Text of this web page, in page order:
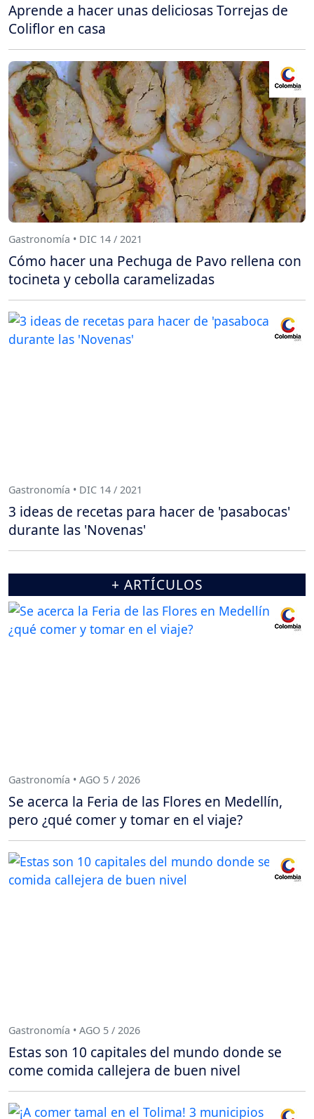
Aprende a hacer unas deliciosas Torrejas de
Coliflor en casa
Gastronomía • DIC 14 / 2021
Cómo hacer una Pechuga de Pavo rellena con
tocineta y cebolla caramelizadas
Gastronomía • DIC 14 / 2021
3 ideas de recetas para hacer de 'pasabocas'
durante las 'Novenas'
+ ARTÍCULOS
Gastronomía • AGO 5 / 2026
Se acerca la Feria de las Flores en Medellín,
pero ¿qué comer y tomar en el viaje?
Gastronomía • AGO 5 / 2026
Estas son 10 capitales del mundo donde se
come comida callejera de buen nivel